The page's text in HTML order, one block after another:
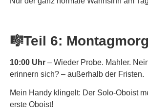
🎼Teil 6:
10:00 Uhr – Wieder Probe. Mahler.
erinnern sich? – außerhalb der Fristen.
Mein Handy klingelt: Der Solo-Oboist
erste Oboist!